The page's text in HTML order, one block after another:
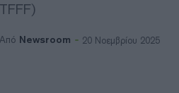
TFFF)
Από Newsroom 20 Νοεμβρίου 2025